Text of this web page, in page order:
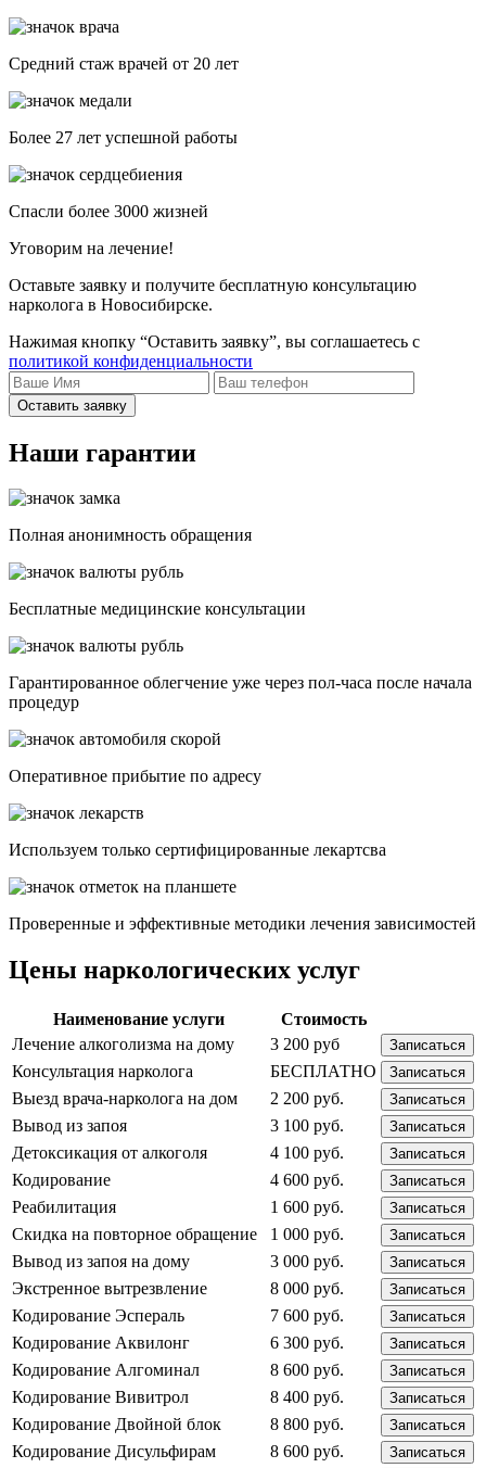
Средний стаж врачей от 20 лет
Более 27 лет успешной работы
Спасли более 3000 жизней
Уговорим на лечение!
Оставьте заявку и получите бесплатную консультацию
нарколога в Новосибирске.
Нажимая кнопку “Оставить заявку”, вы соглашаетесь с
политикой конфиденциальности
Оставить заявку
Наши гарантии
Полная анонимность обращения
Бесплатные медицинские консультации
Гарантированное облегчение уже через пол-часа после начала
процедур
Опеpативное прибытие по адресу
Используем только сертифицированные лекартсва
Проверенные и эффективные методики лечения зависимостей
Цены наркологических услуг
Наименование услуги
Стоимость
Лечение алкоголизма на дому
3 200 руб Записаться
Консультация нарколога БЕСПЛАТНО Записаться
Выезд врача-нарколога на дом 2 200 руб. Записаться
Вывод из запоя 3 100 руб. Записаться
Детоксикация от алкоголя 4 100 руб. Записаться
Кодирование 4 600 руб. Записаться
Реабилитация 1 600 руб. Записаться
Скидка на повторное обращение 1 000 руб. Записаться
Вывод из запоя на дому 3 000 руб. Записаться
Экстренное вытрезвление 8 000 руб. Записаться
Кодирование Эспераль 7 600 руб. Записаться
Кодирование Аквилонг 6 300 руб. Записаться
Кодирование Алгоминал 8 600 руб. Записаться
Кодирование Вивитрол 8 400 руб. Записаться
Кодирование Двойной блок 8 800 руб. Записаться
Кодирование Дисульфирам 8 600 руб. Записаться